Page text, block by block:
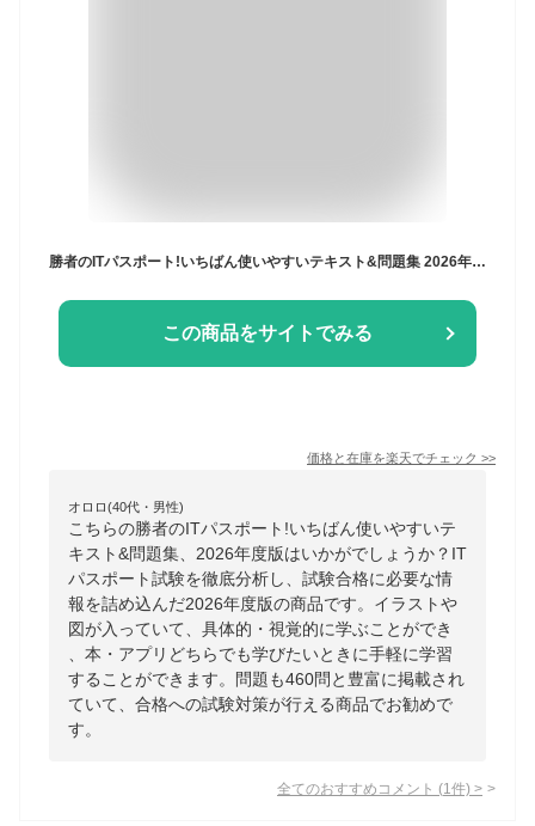
勝者のITパスポート!いちばん使いやすいテキスト&問題集 2026年度版／滝澤ななみ【3000円以上送料無料】
この商品をサイトでみる
価格と在庫を楽天でチェック >>
オロロ(40代・男性)
こちらの勝者のITパスポート!いちばん使いやすいテ
キスト&問題集、2026年度版はいかがでしょうか？IT
パスポート試験を徹底分析し、試験合格に必要な情
報を詰め込んだ2026年度版の商品です。イラストや
図が入っていて、具体的・視覚的に学ぶことができ
、本・アプリどちらでも学びたいときに手軽に学習
することができます。問題も460問と豊富に掲載され
ていて、合格への試験対策が行える商品でお勧めで
す。
全てのおすすめコメント (1 件) >